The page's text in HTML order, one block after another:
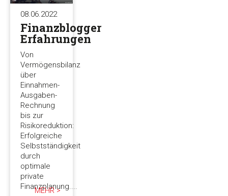
08.06.2022
Finanzblogger
Erfahrungen
Von
Vermögensbilanz
über
Einnahmen-
Ausgaben-
Rechnung
bis zur
Risikoreduktion:
Erfolgreiche
Selbstständigkeit
durch
optimale
private
Finanzplanung....
MEHR >